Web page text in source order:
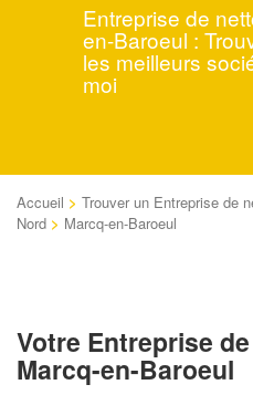
Entreprise de
en-Baroeul :
les meilleurs
moi
Accueil > Trouver un Entreprise de
Nord > Marcq-en-Baroeul
Votre Entreprise
Marcq-en-Baroeul